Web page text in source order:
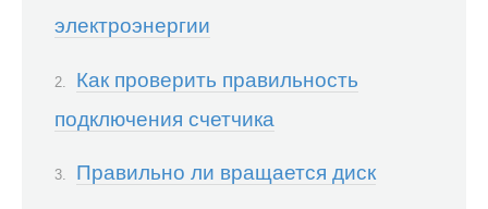
электроэнергии
Как проверить правильность
подключения счетчика
Правильно ли вращается диск